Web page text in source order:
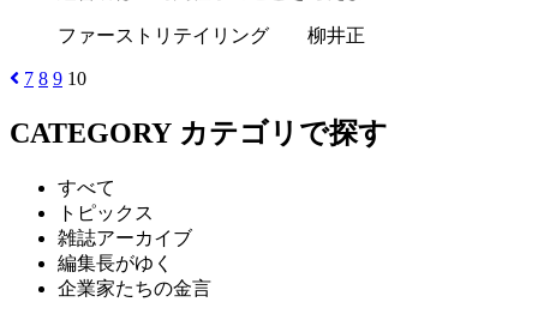
ファーストリテイリング 柳井正
7 8 9 10
CATEGORY カテゴリで探す
すべて
トピックス
雑誌アーカイブ
編集長がゆく
企業家たちの金言